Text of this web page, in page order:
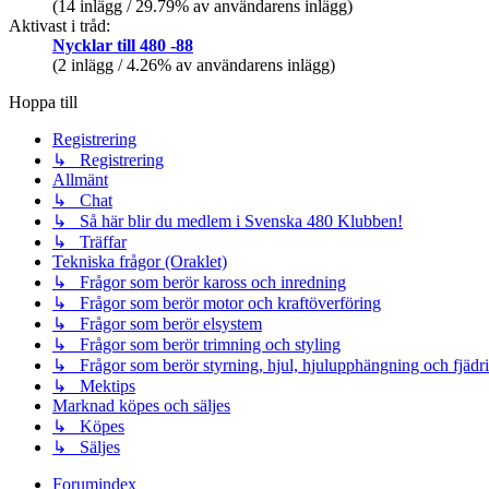
(14 inlägg / 29.79% av användarens inlägg)
Aktivast i tråd:
Nycklar till 480 -88
(2 inlägg / 4.26% av användarens inlägg)
Hoppa till
Registrering
↳ Registrering
Allmänt
↳ Chat
↳ Så här blir du medlem i Svenska 480 Klubben!
↳ Träffar
Tekniska frågor (Oraklet)
↳ Frågor som berör kaross och inredning
↳ Frågor som berör motor och kraftöverföring
↳ Frågor som berör elsystem
↳ Frågor som berör trimning och styling
↳ Frågor som berör styrning, hjul, hjulupphängning och
↳ Mektips
Marknad köpes och säljes
↳ Köpes
↳ Säljes
Forumindex